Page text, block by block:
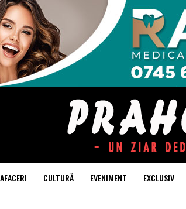
AFACERI CULTURĂ EVENIMENT EXCLUSIV